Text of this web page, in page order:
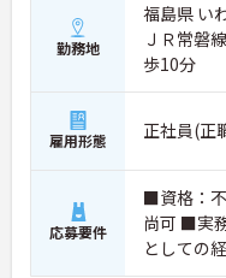
【大手法人の安定基盤の
せる環境です】
・所持資格に応じた手当
対する加算手当により
す。
・最大20,000円の勤続年
【認定マークを取得した
整っています】
勤務地
福島県 い
ＪＲ常磐
歩10分
雇用形態 正社員(正
応募要件
■資格：
尚可 ■実
としての経